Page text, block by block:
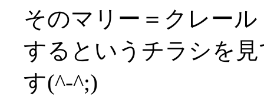
そのマリー＝クレー
するというチラシを
す(^-^;)